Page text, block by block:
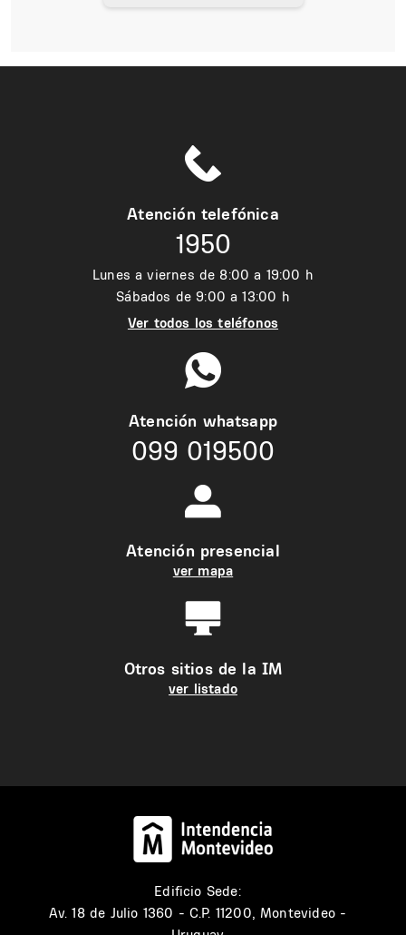
Atención telefónica
1950
Lunes a viernes de 8:00 a 19:00 h
Sábados de 9:00 a 13:00 h
Ver todos los teléfonos
Atención whatsapp
099 019500
Atención presencial
ver mapa
Otros sitios de la IM
ver listado
Edificio Sede:
Av. 18 de Julio 1360 - C.P. 11200, Montevideo -